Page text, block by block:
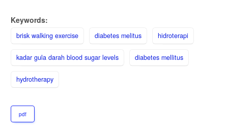
Keywords:
brisk walking exercise diabetes melitus hidroterapi
kadar gula darah blood sugar levels diabetes mellitus
hydrotherapy
pdf